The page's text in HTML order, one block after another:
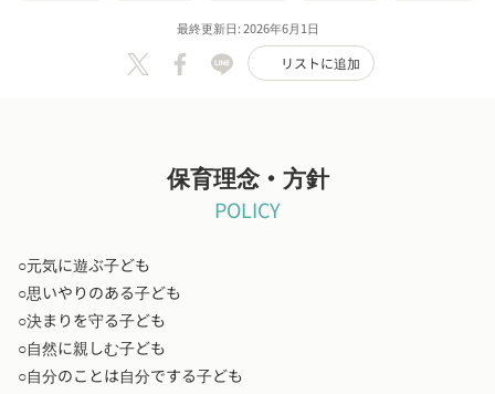
最終更新日: 2026年6月1日
リストに追加
保育理念・方針
POLICY
○元気に遊ぶ子ども
○思いやりのある子ども
○決まりを守る子ども
○自然に親しむ子ども
○自分のことは自分でする子ども